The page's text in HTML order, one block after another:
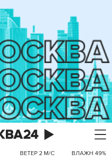
ВЕТЕР 2 М/С ВЛАЖН 49%